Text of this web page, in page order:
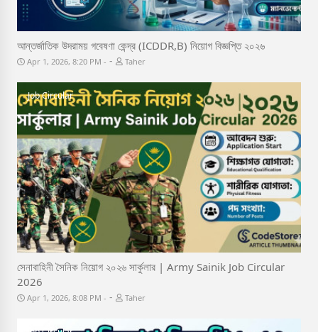
আন্তর্জাতিক উদরাময় গবেষণা কেন্দ্র (ICDDR,B) নিয়োগ বিজ্ঞপ্তি ২০২৬
Apr 1, 2026, 8:20 PM - Taher
Job Circular
সেনাবাহিনী সৈনিক নিয়োগ ২০২৬ সার্কুলার | Army Sainik Job Circular
2026
Apr 1, 2026, 8:08 PM - Taher